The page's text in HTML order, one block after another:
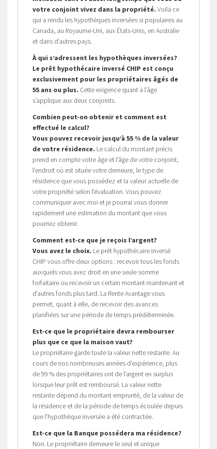
votre conjoint vivez dans la propriété. Voilà ce
qui a rendu les hypothèques inversées si populaires au
Canada, au Royaume-Uni, aux États-Unis, en Australie
et dans d’autres pays.
À qui s’adressent les hypothèques inversées?
Le prêt hypothécaire inversé CHIP est conçu
exclusivement pour les propriétaires âgés de
55 ans ou plus. Cette exigence quant à l’âge
s’applique aux deux conjoints.
Combien peut-on obtenir et comment est
effectué le calcul?
Vous pouvez recevoir jusqu’à 55 % de la valeur
de votre résidence. Le calcul du montant précis
prend en compte votre âge et l’âge de votre conjoint,
l’endroit où est située votre demeure, le type de
résidence que vous possédez et la valeur actuelle de
votre propriété selon l’évaluation. Vous pouvez
communiquer avec moi et je pourrai vous donner
rapidement une estimation du montant que vous
pourriez obtenir.
Comment est-ce que je reçois l’argent?
Vous avez le choix. Le prêt hypothécaire inversé
CHIP vous offre deux options : recevoir tous les fonds
auxquels vous avez droit en une seule somme
forfaitaire ou recevoir un certain montant maintenant et
d’autres fonds plus tard. La Rente Avantage vous
permet, quant à elle, de recevoir des avances
planifiées sur une période de temps prédéterminée.
Est-ce que le propriétaire devra rembourser
plus que ce que la maison vaut?
Le propriétaire garde toute la valeur nette restante. Au
cours de nos nombreuses années d’expérience, plus
de 99 % des propriétaires ont de l’argent en surplus
lorsque leur prêt est remboursé. La valeur nette
restante dépend du montant emprunté, de la valeur de
la résidence et de la période de temps écoulée depuis
que l’hypothèque inversée a été contractée.
Est-ce que la Banque possédera ma résidence?
Non. Le propriétaire demeure le seul et unique